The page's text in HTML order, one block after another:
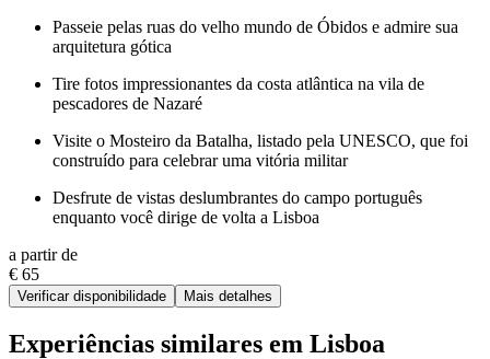
Passeie pelas ruas do velho mundo de Óbidos e admire sua
arquitetura gótica
Tire fotos impressionantes da costa atlântica na vila de
pescadores de Nazaré
Visite o Mosteiro da Batalha, listado pela UNESCO, que foi
construído para celebrar uma vitória militar
Desfrute de vistas deslumbrantes do campo português
enquanto você dirige de volta a Lisboa
a partir de
€ 65
Verificar disponibilidade Mais detalhes
Experiências similares em Lisboa